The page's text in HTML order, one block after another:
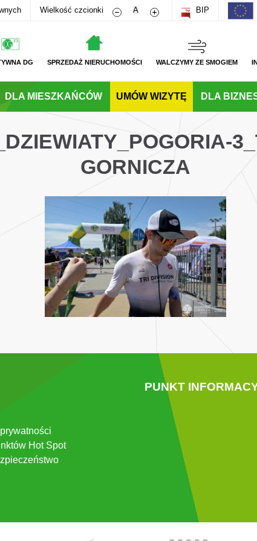
Wielkość czcionki Zmniejsz rozmiar czcionki
A Zwiększ rozmiar czcionki
BIP
DG SPRZEDAŻ NIERUCHOMOŚCI WALCZYMY ZE SMOGIEM
DLA MIESZKAŃCÓW UMÓW WIZYTĘ DLA
GORNICZA
Hot Spot
PUNKT